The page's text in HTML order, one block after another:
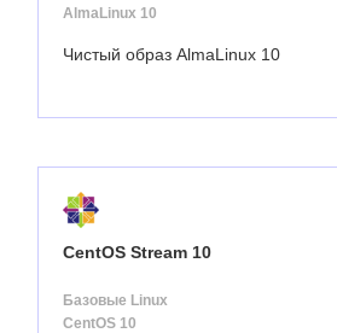
AlmaLinux 10
Чистый образ AlmaLinux 10
CentOS Stream 10
Базовые Linux
CentOS 10